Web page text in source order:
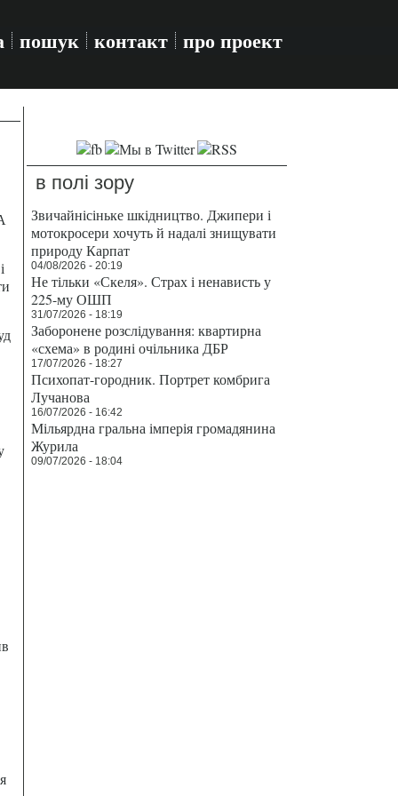
пошук контакт про проект
в полі зору
Звичайнісіньке шкідництво. Джипери і
мотокросери хочуть й надалі знищувати
природу Карпат
04/08/2026 - 20:19
Не тільки «Скеля». Страх і ненависть у
225-му ОШП
31/07/2026 - 18:19
Заборонене розслідування: квартирна
«схема» в родині очільника ДБР
17/07/2026 - 18:27
Психопат-городник. Портрет комбрига
Лучанова
16/07/2026 - 16:42
Мільярдна гральна імперія громадянина
Журила
09/07/2026 - 18:04